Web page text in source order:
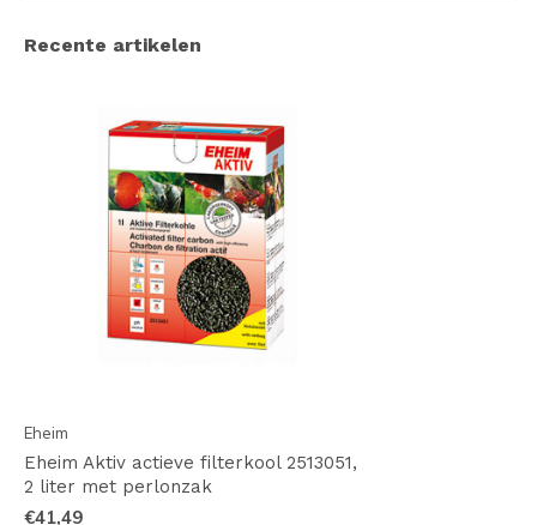
Recente artikelen
Eheim
Eheim Aktiv actieve filterkool 2513051,
2 liter met perlonzak
€41,49